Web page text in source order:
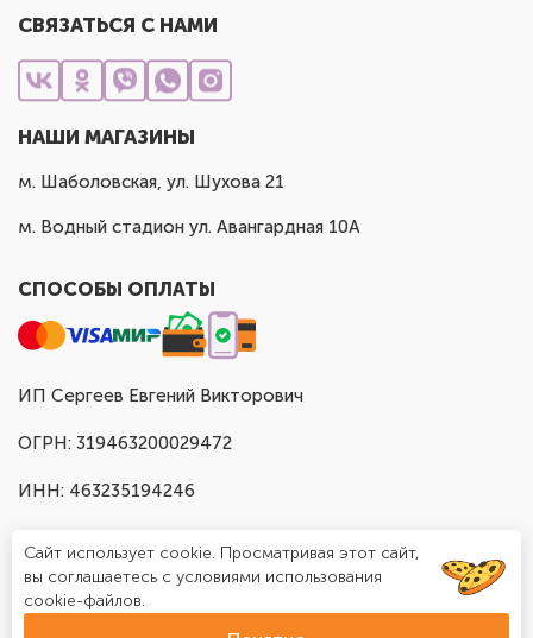
СВЯЗАТЬСЯ С НАМИ
НАШИ МАГАЗИНЫ
м. Шаболовская, ул. Шухова 21
м. Водный стадион ул. Авангардная 10А
СПОСОБЫ ОПЛАТЫ
ИП Сергеев Евгений Викторович
ОГРН: 319463200029472
ИНН: 463235194246
Сайт использует cookie. Просматривая этот сайт,
вы соглашаетесь с условиями использования
cookie-файлов.